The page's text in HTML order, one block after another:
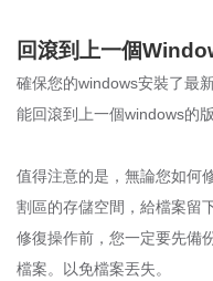
回滾到上一個
確保您的windows安裝了最
能回滾到上一個windows的版
值得注意的是，無論您如何
割區的存儲空間，給檔案留
修復操作前，您一定要先備
檔案。以免檔案丟失。